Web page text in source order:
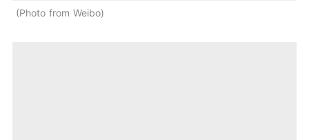
Photo from Weibo